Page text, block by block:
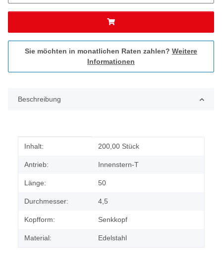
Sie möchten in monatlichen Raten zahlen? Weitere
Informationen
Beschreibung
Produkteigenschaft
Wert
Inhalt: 200,00 Stück
Antrieb: Innenstern-T
Länge: 50
Durchmesser: 4,5
Kopfform: Senkkopf
Material: Edelstahl